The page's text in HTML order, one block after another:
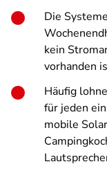
Die
kein
vorhanden
Häufig
für jeden
mobile